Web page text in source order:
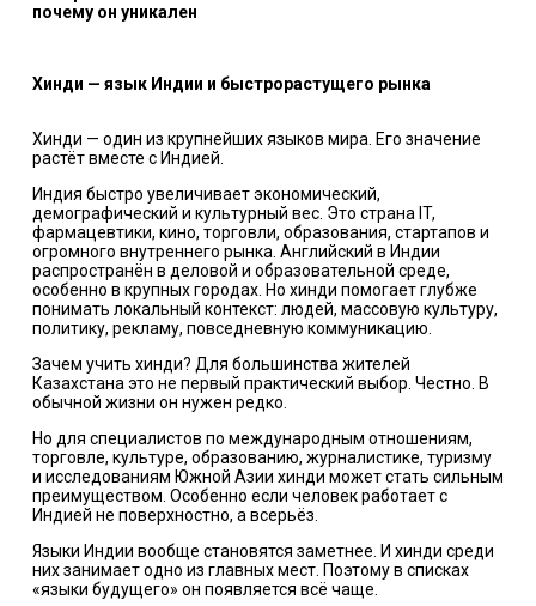
почему он уникален
Хинди — язык Индии и быстрорастущего рынка
Хинди — один из крупнейших языков мира. Его значение
растёт вместе с Индией.
Индия быстро увеличивает экономический,
демографический и культурный вес. Это страна IT,
фармацевтики, кино, торговли, образования, стартапов и
огромного внутреннего рынка. Английский в Индии
распространён в деловой и образовательной среде,
особенно в крупных городах. Но хинди помогает глубже
понимать локальный контекст: людей, массовую культуру,
политику, рекламу, повседневную коммуникацию.
Зачем учить хинди? Для большинства жителей
Казахстана это не первый практический выбор. Честно. В
обычной жизни он нужен редко.
Но для специалистов по международным отношениям,
торговле, культуре, образованию, журналистике, туризму
и исследованиям Южной Азии хинди может стать сильным
преимуществом. Особенно если человек работает с
Индией не поверхностно, а всерьёз.
Языки Индии вообще становятся заметнее. И хинди среди
них занимает одно из главных мест. Поэтому в списках
«языки будущего» он появляется всё чаще.